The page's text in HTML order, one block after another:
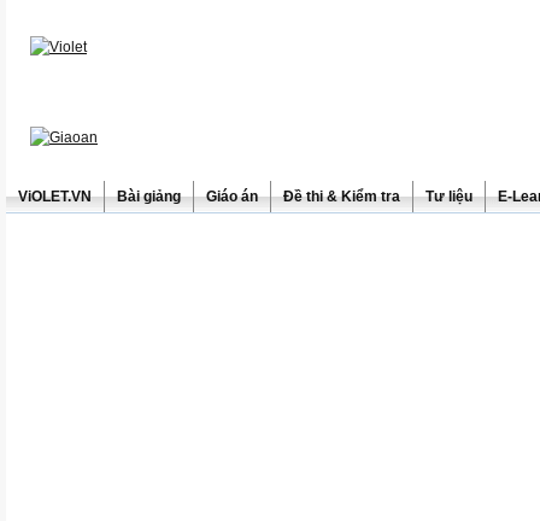
ViOLET.VN Bài giảng Giáo án Đề thi & Kiểm tra Tư liệu E-